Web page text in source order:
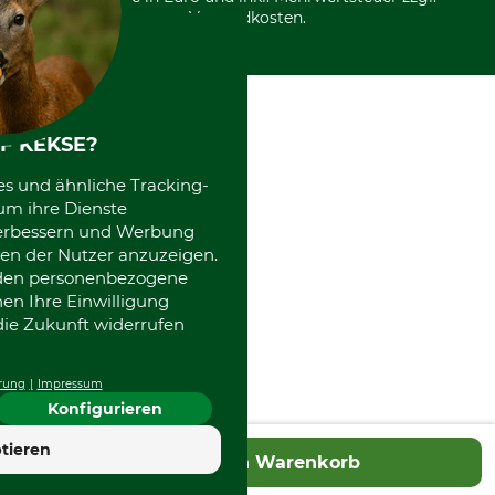
In den Warenkorb
Datenschutz Print
International
Kooperationen
Versandkosten.
KEKSE?
und ähnliche Tracking-
ihre Dienste
und Werbung
der Nutzer anzuzeigen.
personenbezogene
Ihre Einwilligung
Zukunft widerrufen
Impressum
Konfigurieren